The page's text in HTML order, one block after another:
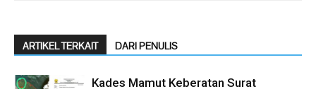
ARTIKEL TERKAIT DARI PENULIS
Kades Mamut Keberatan Surat